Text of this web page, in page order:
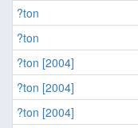
?ton
?ton
?ton [2004]
?ton [2004]
?ton [2004]